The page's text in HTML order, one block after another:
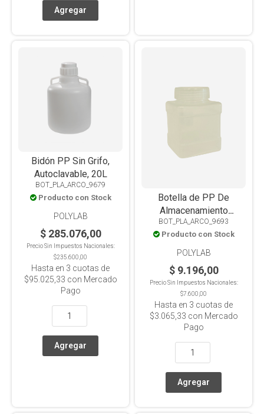
Bidón PP Sin Grifo,
Autoclavable, 20L
BOT_PLA_ARCO_9679
Producto con Stock
POLYLAB
$ 285.076,00
Precio Sin Impuestos Nacionales:
$235.600,00
Hasta en 3 cuotas de
$95.025,33 con Mercado
Pago
Botella de PP De
Almacenamiento
Cuadrada Translúcida
Autoclavable 1000ml
BOT_PLA_ARCO_9693
Producto con Stock
POLYLAB
$ 9.196,00
Precio Sin Impuestos Nacionales:
$7.600,00
Hasta en 3 cuotas de
$3.065,33 con Mercado
Pago